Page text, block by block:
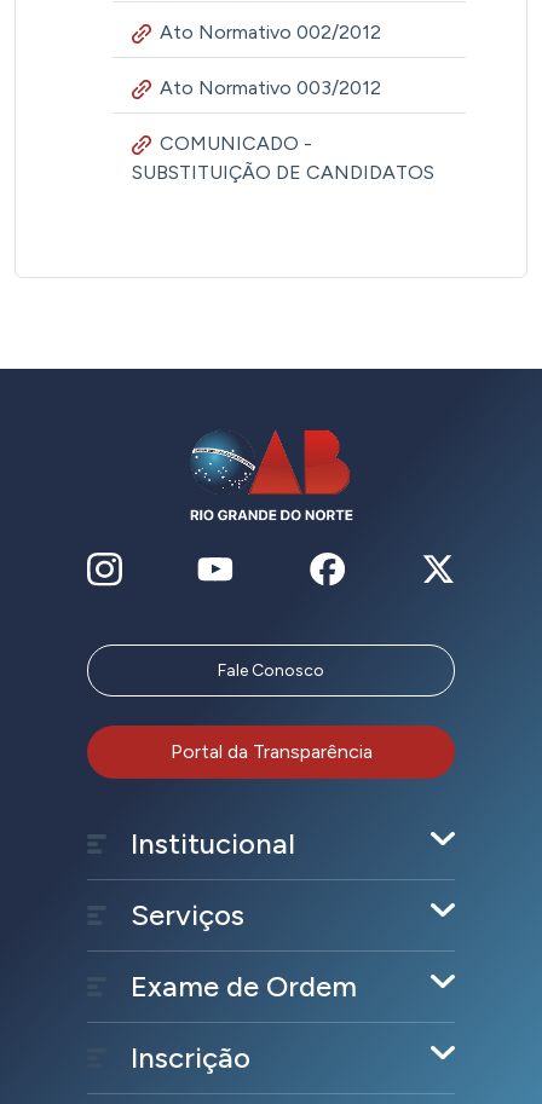
Ato Normativo 002/2012
Ato Normativo 003/2012
COMUNICADO -
SUBSTITUIÇÃO DE CANDIDATOS
Fale Conosco
Portal da Transparência
Institucional
Serviços
Exame de Ordem
Inscrição